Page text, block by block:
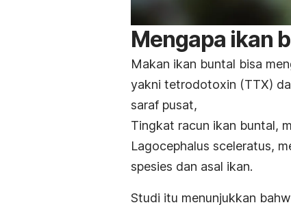
Mengapa ikan
Makan ikan buntal bisa
yakni tetrodotoxin (TTX)
saraf pusat,
Tingkat racun ikan buntal,
Lagocephalus sceleratus,
spesies dan asal ikan.
Studi itu menunjukkan